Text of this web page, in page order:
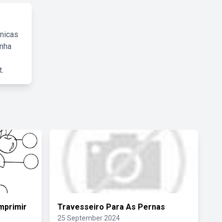
Travesseiro Para As Pernas
25 September 2024